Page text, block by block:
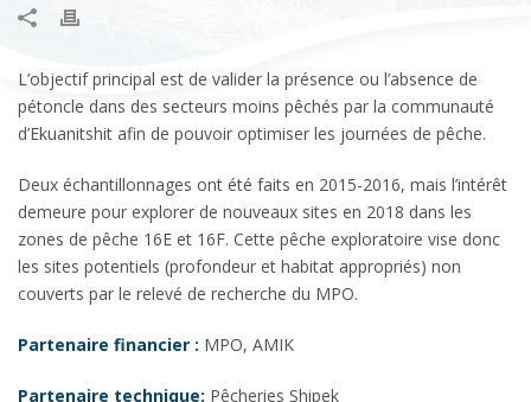
L’objectif principal est de valider la présence ou l’absence de
pétoncle dans des secteurs moins pêchés par la communauté
d’Ekuanitshit afin de pouvoir optimiser les journées de pêche.
Deux échantillonnages ont été faits en 2015-2016, mais l’intérêt
demeure pour explorer de nouveaux sites en 2018 dans les
zones de pêche 16E et 16F. Cette pêche exploratoire vise donc
les sites potentiels (profondeur et habitat appropriés) non
couverts par le relevé de recherche du MPO.
Partenaire financier : MPO, AMIK
Partenaire technique: Pêcheries Shipek